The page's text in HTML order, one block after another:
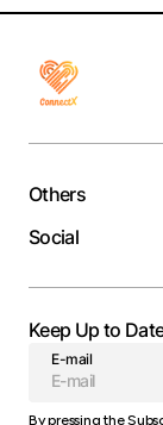
Others
Social
Keep Up to
E-mail
By pressing the